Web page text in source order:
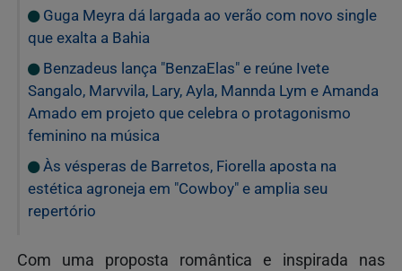
Guga Meyra dá largada ao verão com novo single
que exalta a Bahia
Benzadeus lança "BenzaElas" e reúne Ivete
Sangalo, Marvvila, Lary, Ayla, Mannda Lym e Amanda
Amado em projeto que celebra o protagonismo
feminino na música
Às vésperas de Barretos, Fiorella aposta na
estética agroneja em "Cowboy" e amplia seu
repertório
Com uma proposta romântica e inspirada nas